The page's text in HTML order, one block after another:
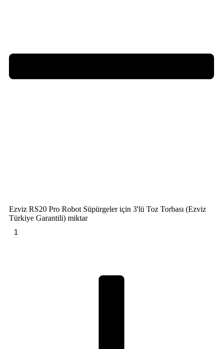
Ezviz RS20 Pro Robot Süpürgeler için 3'lü Toz Torbası (Ezviz
Türkiye Garantili) miktar